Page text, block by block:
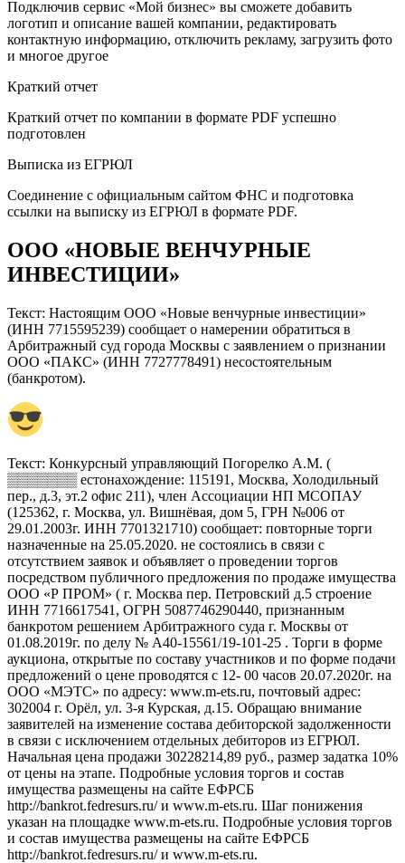
Подключив сервис «Мой бизнес» вы сможете добавить
логотип и описание вашей компании, редактировать
контактную информацию, отключить рекламу, загрузить фото
и многое другое
Краткий отчет
Краткий отчет по компании в формате PDF успешно
подготовлен
Выписка из ЕГРЮЛ
Соединение с официальным сайтом ФНС и подготовка
ссылки на выписку из ЕГРЮЛ в формате PDF.
ООО «НОВЫЕ ВЕНЧУРНЫЕ
ИНВЕСТИЦИИ»
Текст: Настоящим ООО «Новые венчурные инвестиции»
(ИНН 7715595239) сообщает о намерении обратиться в
Арбитражный суд города Москвы с заявлением о признании
ООО «ПАКС» (ИНН 7727778491) несостоятельным
(банкротом).
Текст: Конкурсный управляющий Погорелко А.М. (
▒▒▒▒▒▒▒ естонахождение: 115191, Москва, Холодильный
пер., д.3, эт.2 офис 211), член Ассоциации НП МСОПАУ
(125362, г. Москва, ул. Вишнёвая, дом 5, ГРН №006 от
29.01.2003г. ИНН 7701321710) сообщает: повторные торги
назначенные на 25.05.2020. не состоялись в связи с
отсутствием заявок и объявляет о проведении торгов
посредством публичного предложения по продаже имущества
ООО «Р ПРОМ» ( г. Москва пер. Петровский д.5 строение
ИНН 7716617541, ОГРН 5087746290440, признанным
банкротом решением Арбитражного суда г. Москвы от
01.08.2019г. по делу № А40-15561/19-101-25 . Торги в форме
аукциона, открытые по составу участников и по форме подачи
предложений о цене проводятся с 12- 00 часов 20.07.2020г. на
ООО «МЭТС» по адресу: www.m-ets.ru, почтовый адрес:
302004 г. Орёл, ул. 3-я Курская, д.15. Обращаю внимание
заявителей на изменение состава дебиторской задолженности
в связи с исключением отдельных дебиторов из ЕГРЮЛ.
Начальная цена продажи 30228214,89 руб., размер задатка 10%
от цены на этапе. Подробные условия торгов и состав
имущества размещены на сайте ЕФРСБ
http://bankrot.fedresurs.ru/ и www.m-ets.ru. Шаг понижения
указан на площадке www.m-ets.ru. Подробные условия торгов
и состав имущества размещены на сайте ЕФРСБ
http://bankrot.fedresurs.ru/ и www.m-ets.ru.